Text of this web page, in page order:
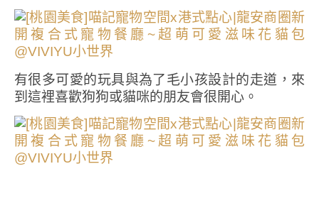
有很多可愛的玩具與為了毛小孩設計的走道，來
到這裡喜歡狗狗或貓咪的朋友會很開心。